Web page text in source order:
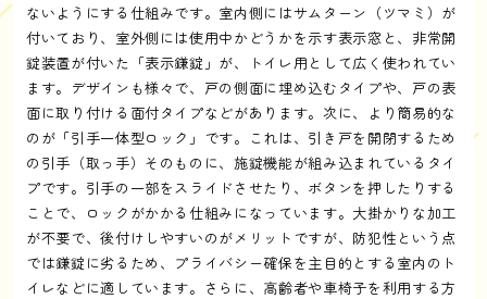
ないようにする仕組みです。室内側にはサムターン（ツマミ）が
付いており、室外側には使用中かどうかを示す表示窓と、非常開
錠装置が付いた「表示鎌錠」が、トイレ用として広く使われてい
ます。デザインも様々で、戸の側面に埋め込むタイプや、戸の表
面に取り付ける面付タイプなどがあります。次に、より簡易的な
のが「引手一体型ロック」です。これは、引き戸を開閉するため
の引手（取っ手）そのものに、施錠機能が組み込まれているタイ
プです。引手の一部をスライドさせたり、ボタンを押したりする
ことで、ロックがかかる仕組みになっています。大掛かりな加工
が不要で、後付けしやすいのがメリットですが、防犯性という点
では鎌錠に劣るため、プライバシー確保を主目的とする室内のト
イレなどに適しています。さらに、高齢者や車椅子を利用する方